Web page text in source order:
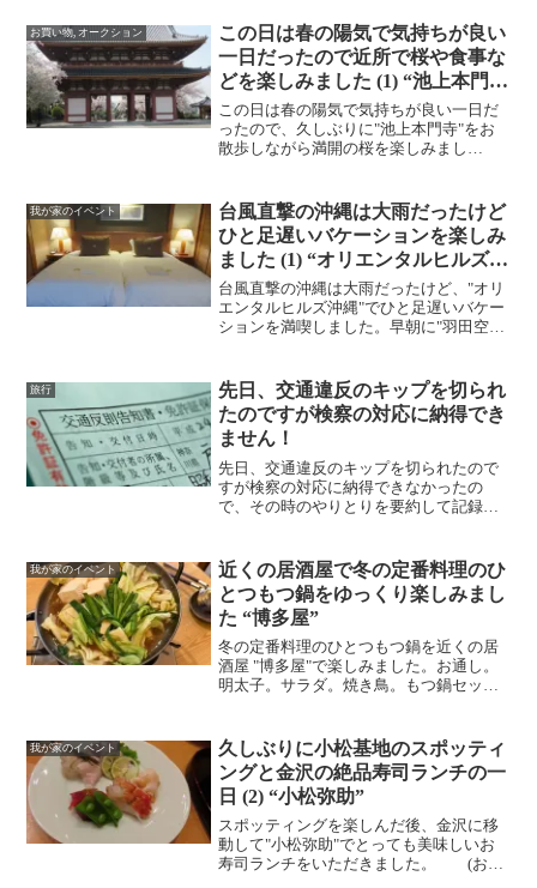
お買い物, オークション
この日は春の陽気で気持ちが良い
一日だったので近所で桜や食事な
どを楽しみました (1) “池上本門
寺”
この日は春の陽気で気持ちが良い一日だ
ったので、久しぶりに"池上本門寺"をお
散歩しながら満開の桜を楽しみまし
我が家のイベント
台風直撃の沖縄は大雨だったけど
ひと足遅いバケーションを楽しみ
ました (1) “オリエンタルヒルズ沖
縄”
台風直撃の沖縄は大雨だったけど、"オリ
エンタルヒルズ沖縄"でひと足遅いバケー
ションを満喫しました。早朝に"羽田空
宿泊するホテルに向かう途中、"道の駅か
でな"に寄り...
旅行
先日、交通違反のキップを切られ
たのですが検察の対応に納得でき
ません！
先日、交通違反のキップを切られたので
すが検察の対応に納得できなかったの
で、その時のやりとりを要約して記録に
やりとりは以下の通りです。検察官：信
号無視ですね、何キロ...
我が家のイベント
近くの居酒屋で冬の定番料理のひ
とつもつ鍋をゆっくり楽しみまし
た “博多屋”
冬の定番料理のひとつもつ鍋を近くの居
酒屋 "博多屋"で楽しみました。お通し。
明太子。サラダ。焼き鳥。もつ鍋セット
我が家のイベント
久しぶりに小松基地のスポッティ
ングと金沢の絶品寿司ランチの一
日 (2) “小松弥助”
スポッティングを楽しんだ後、金沢に移
動して"小松弥助"でとっても美味しいお
寿司ランチをいただきました。 (おつ